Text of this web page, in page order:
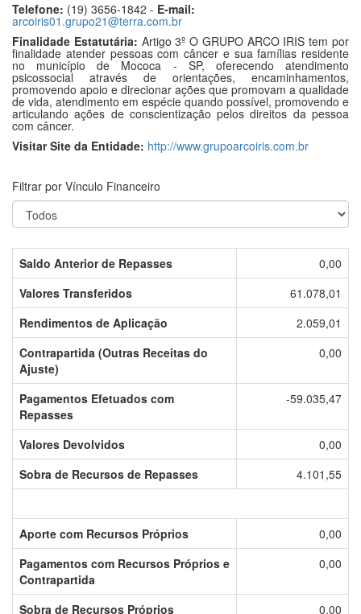
Telefone: (19) 3656-1842 - E-mail:
arcoiris01.grupo21@terra.com.br
Finalidade Estatutária: Artigo 3º O GRUPO ARCO IRIS tem por
finalidade atender pessoas com câncer e sua famílias residente
no município de Mococa - SP, oferecendo atendimento
psicossocial através de orientações, encaminhamentos,
promovendo apoio e direcionar ações que promovam a qualidade
de vida, atendimento em espécie quando possível, promovendo e
articulando ações de conscientização pelos direitos da pessoa
com câncer.
Visitar Site da Entidade: http://www.grupoarcoiris.com.br
Filtrar por Vínculo Financeiro
Saldo Anterior de Repasses
0,00
Valores Transferidos
61.078,01
Rendimentos de Aplicação
2.059,01
Contrapartida (Outras Receitas do
Ajuste)
0,00
Pagamentos Efetuados com
Repasses
-59.035,47
Valores Devolvidos
0,00
Sobra de Recursos de Repasses
4.101,55
Aporte com Recursos Próprios
0,00
Pagamentos com Recursos Próprios e
Contrapartida
0,00
Sobra de Recursos Próprios 0,00